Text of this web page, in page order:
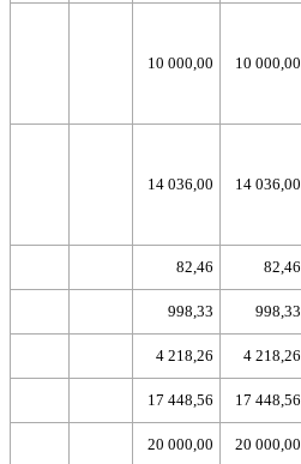
10 000,00 10 000,00
14 036,00 14 036,00
82,46
82,46
998,33
998,33
4 218,26
4 218,26
17 448,56
17 448,56
20 000,00
20 000,00